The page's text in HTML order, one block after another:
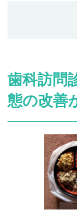
歯科訪問
態の改善